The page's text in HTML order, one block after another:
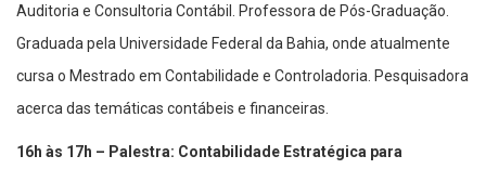
Auditoria e Consultoria Contábil. Professora de Pós-Graduação.
Graduada pela Universidade Federal da Bahia, onde atualmente
cursa o Mestrado em Contabilidade e Controladoria. Pesquisadora
acerca das temáticas contábeis e financeiras.
16h às 17h – Palestra: Contabilidade Estratégica para